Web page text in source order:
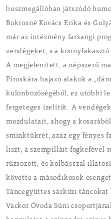
buszmegállóban játszódó
Bokrosné Kovács Erika és
már az intézmény farsangi
vendégeket, s a
A megjelenített, a népszerű
Piroskára hajazó alakok a
különbözőségéből, ez utóbbi
fergeteges ízelítőt. A
mozdulatait, ahogy a
sminktükrét, azaz egy fényes
liszt, a szempilláit fogkefével
rúzsozott, és kolbásszal
követte a másodikosok
Táncegyüttes sárközi
Vackor Óvoda Süni